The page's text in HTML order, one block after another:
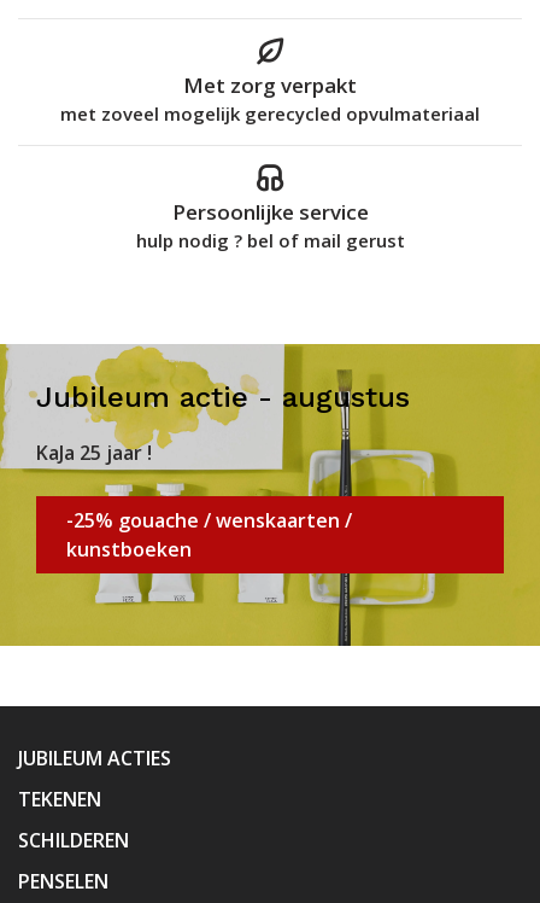
Met zorg verpakt
met zoveel mogelijk gerecycled opvulmateriaal
Persoonlijke service
hulp nodig ? bel of mail gerust
Jubileum actie - augustus
KaJa 25 jaar !
-25% gouache / wenskaarten /
kunstboeken
JUBILEUM ACTIES
TEKENEN
SCHILDEREN
PENSELEN